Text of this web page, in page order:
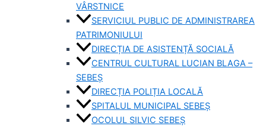
VÂRSTNICE
SERVICIUL PUBLIC DE ADMINISTRAREA
PATRIMONIULUI
DIRECȚIA DE ASISTENȚĂ SOCIALĂ
CENTRUL CULTURAL LUCIAN BLAGA –
SEBEȘ
DIRECȚIA POLIȚIA LOCALĂ
SPITALUL MUNICIPAL SEBEȘ
OCOLUL SILVIC SEBEȘ